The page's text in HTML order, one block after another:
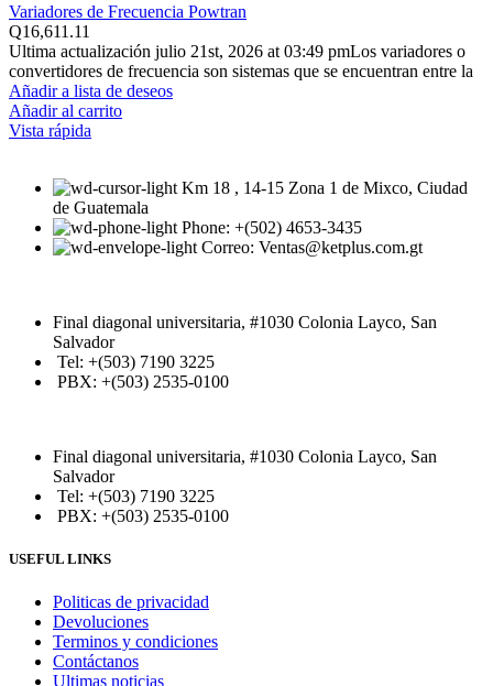
Variadores de Frecuencia Powtran
Q16,611.11
Ultima actualización julio 21st, 2026 at 03:49 pmLos variadores o
convertidores de frecuencia son sistemas que se encuentran entre la
Añadir a lista de deseos
Añadir al carrito
Vista rápida
Km 18 , 14-15 Zona 1 de Mixco, Ciudad
de Guatemala
Phone: +(502) 4653-3435
Correo: Ventas@ketplus.com.gt
Final diagonal universitaria, #1030 Colonia Layco, San
Salvador
Tel: +(503) 7190 3225
PBX: +(503) 2535-0100
Final diagonal universitaria, #1030 Colonia Layco, San
Salvador
Tel: +(503) 7190 3225
PBX: +(503) 2535-0100
USEFUL LINKS
Politicas de privacidad
Devoluciones
Terminos y condiciones
Contáctanos
Ultimas noticias